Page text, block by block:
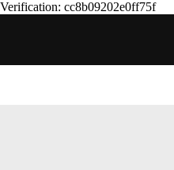
Verification: cc8b09202e0ff75f